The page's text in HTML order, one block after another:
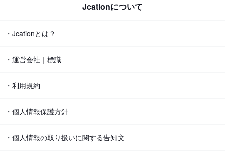
Jcationについて
・Jcationとは？
・運営会社｜標識
・利用規約
・個人情報保護方針
・個人情報の取り扱いに関する告知文